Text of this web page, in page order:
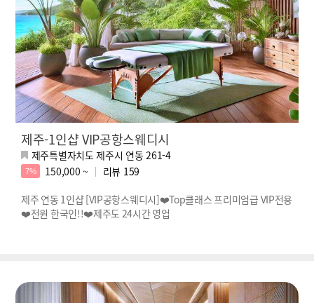
제주-1인샵 VIP공항스웨디시
제주특별자치도 제주시 연동 261-4
7% 150,000 ~ 리뷰 159
제주 연동 1인샵 [VIP공항스웨디시]❤️Top클래스 프리미엄급 VIP전용
❤️전원 한국인!!❤️제주도 24시간 영업